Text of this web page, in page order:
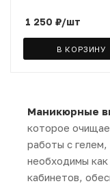
1 250 ₽/шт
В КОРЗИНУ
Маникюрные
которое
работы с
необходимы
кабинетов,